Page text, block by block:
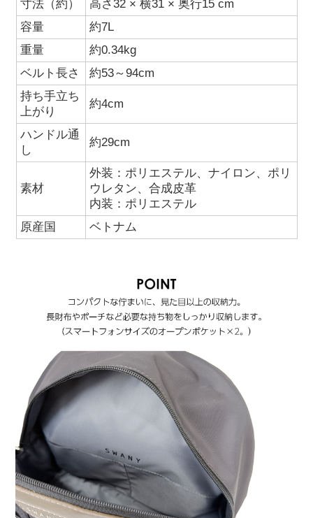
寸法（約）
高さ32 × 横31 × 奥行15 cm
容量
約7L
重量
約0.34kg
ベルト長さ
約53～94cm
持ち手立ち
上がり
約4cm
ハンドル通
し
約29cm
素材
外装：ポリエステル、ナイロン、ポリ
ウレタン、合成皮革
内装：ポリエステル
原産国
ベトナム